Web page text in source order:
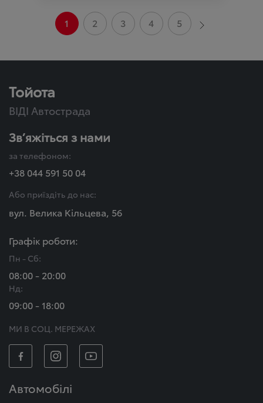
1 2 3 4 5
Тойота
ВІДІ Автострада
Зв’яжіться з нами
за телефоном:
+38 044 591 50 04
Або приїздіть до нас:
вул. Велика Кільцева, 56
Графік роботи:
Пн - Сб:
08:00 - 20:00
Нд:
09:00 - 18:00
МИ В СОЦ. МЕРЕЖАХ
Автомобілі